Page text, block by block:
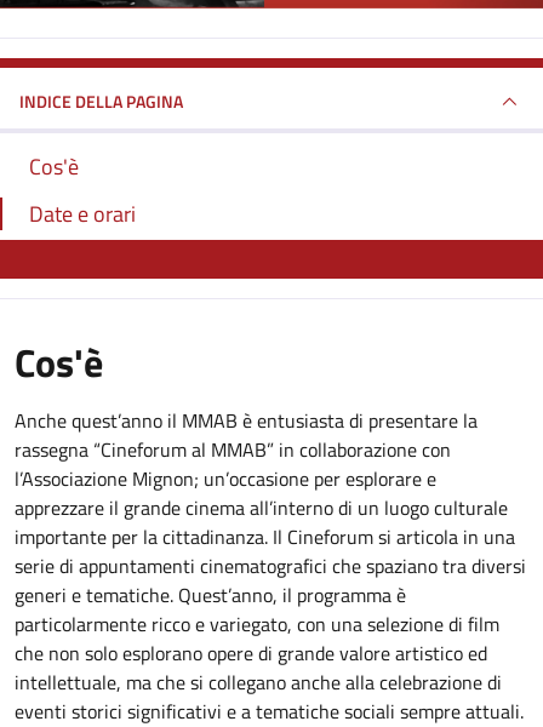
INDICE DELLA PAGINA
Cos'è
Date e orari
Cos'è
Anche quest’anno il MMAB è entusiasta di presentare la
rassegna “Cineforum al MMAB” in collaborazione con
l’Associazione Mignon; un’occasione per esplorare e
apprezzare il grande cinema all’interno di un luogo culturale
importante per la cittadinanza. Il Cineforum si articola in una
serie di appuntamenti cinematografici che spaziano tra diversi
generi e tematiche. Quest’anno, il programma è
particolarmente ricco e variegato, con una selezione di film
che non solo esplorano opere di grande valore artistico ed
intellettuale, ma che si collegano anche alla celebrazione di
eventi storici significativi e a tematiche sociali sempre attuali.